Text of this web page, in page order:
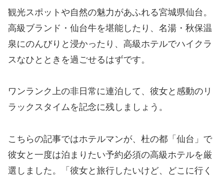
観光スポットや自然の魅力があふれる宮城県仙台。
高級ブランド・仙台牛を堪能したり、名湯・秋保温
泉にのんびりと浸かったり、高級ホテルでハイクラ
スなひとときを過ごせるはずです。
ワンランク上の非日常に連泊して、彼女と感動のリ
ラックスタイムを記念に残しましょう。
こちらの記事ではホテルマンが、杜の都「仙台」で
彼女と一度は泊まりたい予約必須の高級ホテルを厳
選しました。「彼女と旅行したいけど、どこに行く